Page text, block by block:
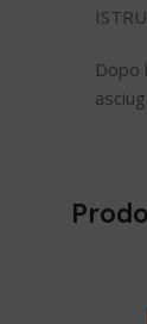
Dopo